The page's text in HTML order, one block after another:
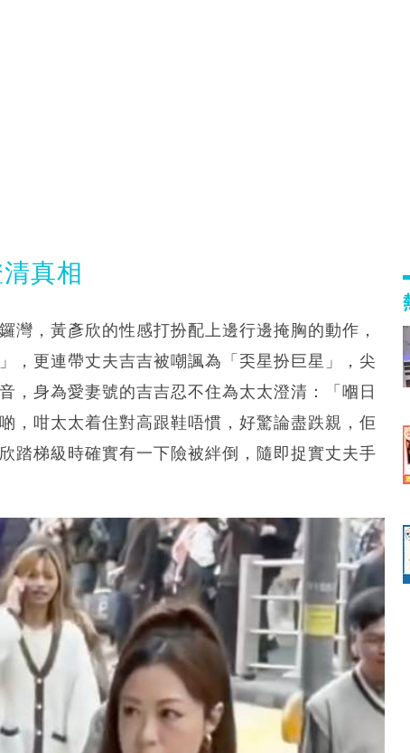
真相
灣，黃彥欣的性感打扮配上邊行邊掩胸的動作，
，更連帶丈夫吉吉被嘲諷為「奀星扮巨星」，尖
，身為愛妻號的吉吉忍不住為太太澄清：「嗰日
，咁太太着住對高跟鞋唔慣，好驚論盡跌親，佢
踏梯級時確實有一下險被絆倒，隨即捉實丈夫手